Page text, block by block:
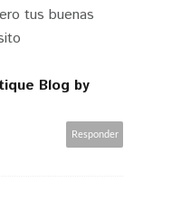
tus buenas
Blog by
Responder